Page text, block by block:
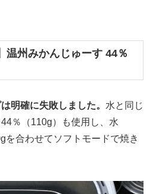
州みかんじゅーす 44％
明確に失敗しました。 水と同じ
％（110g）も使用し、水
を合わせてソフトモードで焼き